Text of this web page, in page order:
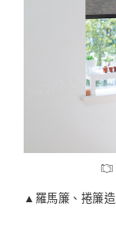
▲羅馬簾、捲簾